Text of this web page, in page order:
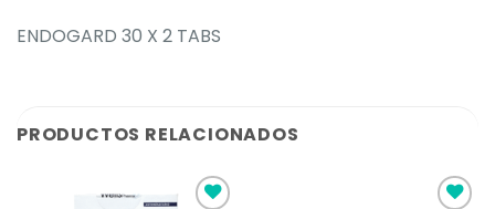
ENDOGARD 30 X 2 TABS
PRODUCTOS RELACIONADOS